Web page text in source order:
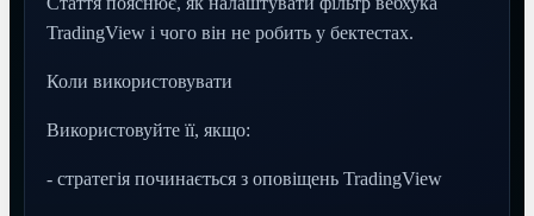
TradingView і чого він не робить у бектестах.
Коли використовувати
Використовуйте її, якщо:
- стратегія починається з оповіщень TradingView